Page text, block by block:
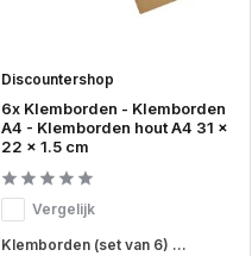
Discountershop
6x Klemborden - Klemborden
A4 - Klemborden hout A4 31 x
22 x 1.5 cm
Vergelijk
Klemborden (set van 6) ...